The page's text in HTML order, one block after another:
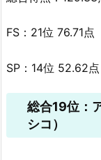
FS：21位 76.71点
SP：14位 52.62点
総合19位：
シコ）